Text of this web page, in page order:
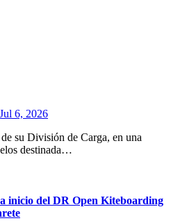
Jul 6, 2026
destinada…
inicio del DR Open Kiteboarding